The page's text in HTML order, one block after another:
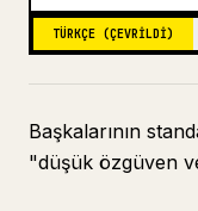
TÜRKÇE (ÇEVRILDI)
Başkalarının
"düşük özgüven